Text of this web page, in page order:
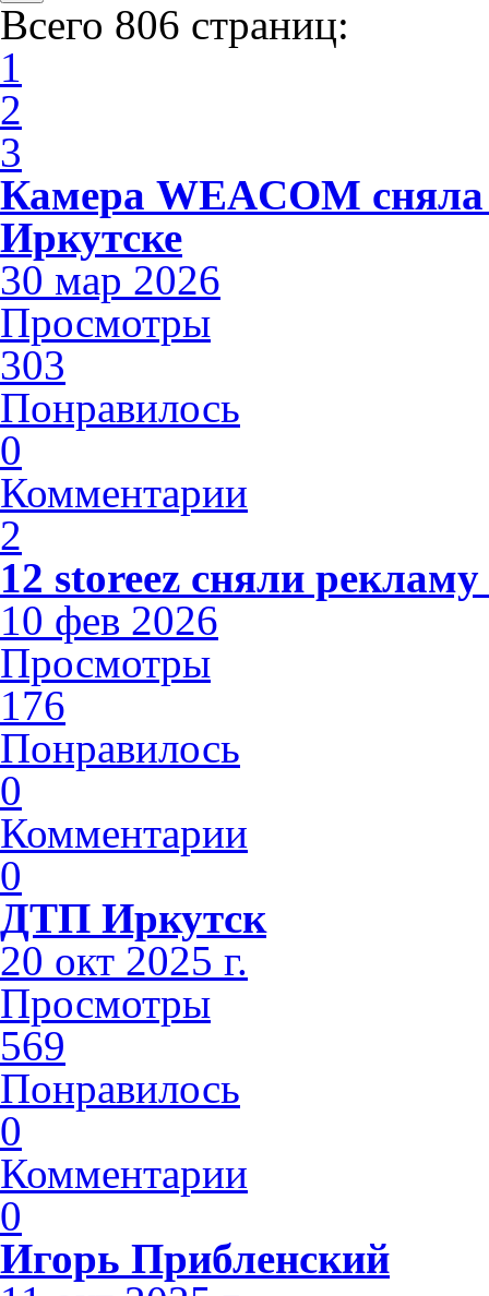
Всего 806 страниц:
1
2
3
Камера WEACOM
Иркутске
30 мар 2026
Просмотры
303
Понравилось
0
Комментарии
2
12 storeez сняли
10 фев 2026
Просмотры
176
Понравилось
0
Комментарии
0
ДТП Иркутск
20 окт 2025 г.
Просмотры
569
Понравилось
0
Комментарии
0
Игорь Прибленский